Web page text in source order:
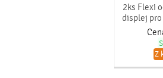
2ks Flexi
displej
Z